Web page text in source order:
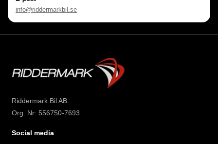
info@riddermarkbil.se
Riddermark Bil AB
Org. Nr: 556750-7693
Social media